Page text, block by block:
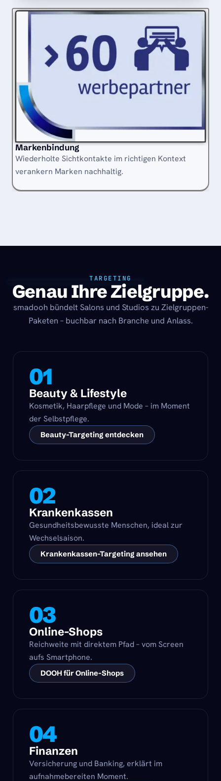
Markenbindung
Wiederholte Sichtkontakte im richtigen Kontext
verankern Marken nachhaltig.
TARGETING
Genau Ihre Zielgruppe.
smadooh bündelt Salons und Studios zu Zielgruppen-
Paketen – buchbar nach Branche und Anlass.
01
Beauty & Lifestyle
Kosmetik, Haarpflege und Mode – im Moment
der Selbstpflege.
Beauty-Targeting entdecken
02
Krankenkassen
Gesundheitsbewusste Menschen, ideal zur
Wechselsaison.
Krankenkassen-Targeting ansehen
03
Online-Shops
Reichweite mit direktem Pfad – vom Screen
aufs Smartphone.
DOOH für Online-Shops
04
Finanzen
Versicherung und Banking, erklärt im
aufnahmebereiten Moment.